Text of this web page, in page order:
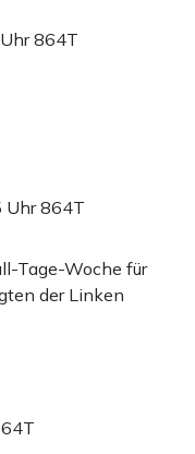
864T
Uhr864T
Tage-Woche für
der Linken